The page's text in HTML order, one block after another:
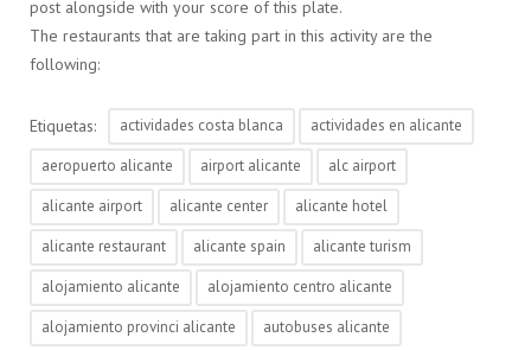
post alongside with your score of this plate.
The restaurants that are taking part in this activity are the
following:
Etiquetas: actividades costa blanca
actividades en alicante
aeropuerto alicante
airport alicante
alc airport
alicante airport
alicante center
alicante hotel
alicante restaurant
alicante spain
alicante turism
alojamiento alicante
alojamiento centro alicante
alojamiento provinci alicante
autobuses alicante